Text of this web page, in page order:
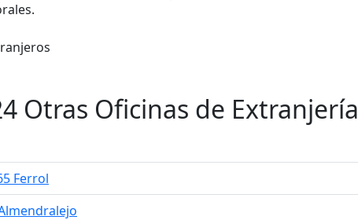
Otras Oficinas de Extranjería
Ferrol